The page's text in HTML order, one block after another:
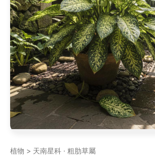
植物 > 天南星科 · 粗肋草屬